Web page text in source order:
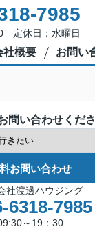
7985
定休日：水曜日
社概要 お問い
問い合わせくだ
お問い合わせ
社渡邊ハウジング
6318-7985
～19：30